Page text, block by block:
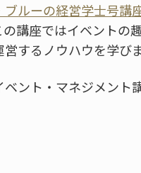
ブルーの経営学士号講
講座ではイベントの
するノウハウを学びま
ント・マネジメント